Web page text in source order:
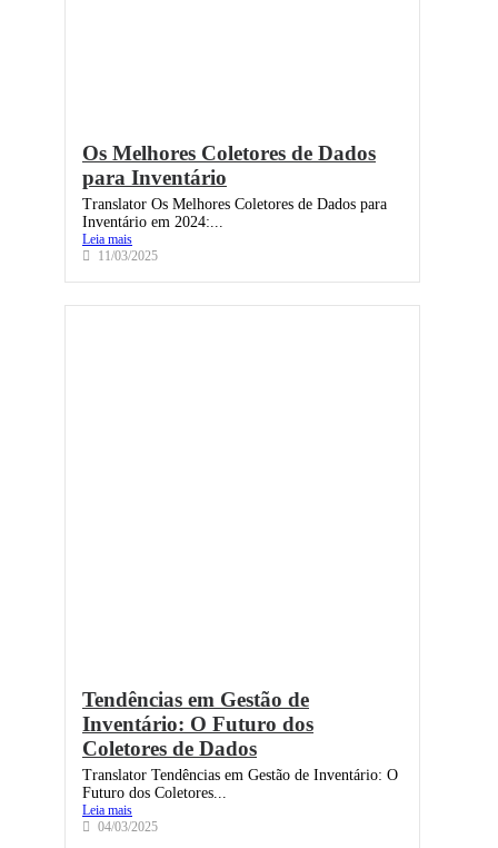
Os Melhores Coletores de Dados
para Inventário
Translator Os Melhores Coletores de Dados para
Inventário em 2024:...
Leia mais
11/03/2025
Tendências em Gestão de
Inventário: O Futuro dos
Coletores de Dados
Translator Tendências em Gestão de Inventário: O
Futuro dos Coletores...
Leia mais
04/03/2025